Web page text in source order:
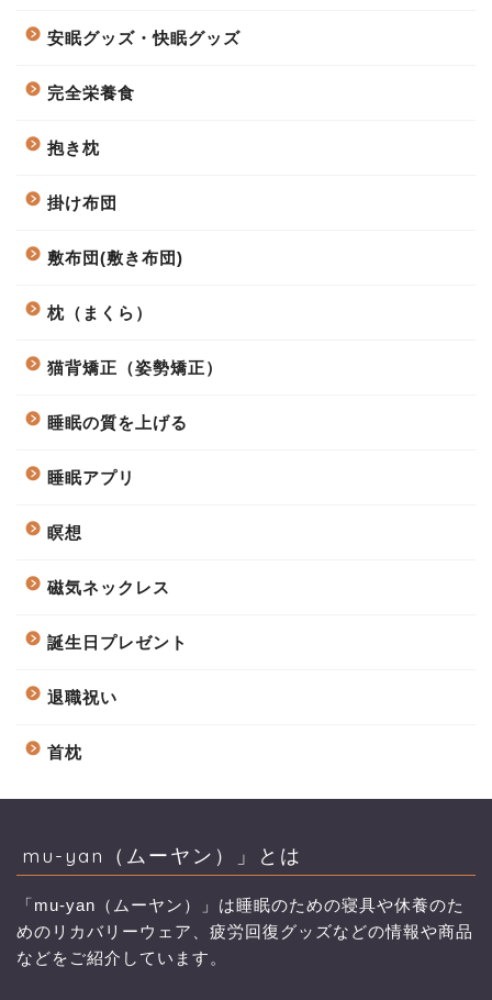
安眠グッズ・快眠グッズ
完全栄養食
抱き枕
掛け布団
敷布団(敷き布団)
枕（まくら）
猫背矯正（姿勢矯正）
睡眠の質を上げる
睡眠アプリ
瞑想
磁気ネックレス
誕生日プレゼント
退職祝い
首枕
mu-yan（ムーヤン）」とは
「mu-yan（ムーヤン）」は睡眠のための寝具や休養のた
めのリカバリーウェア、疲労回復グッズなどの情報や商品
などをご紹介しています。